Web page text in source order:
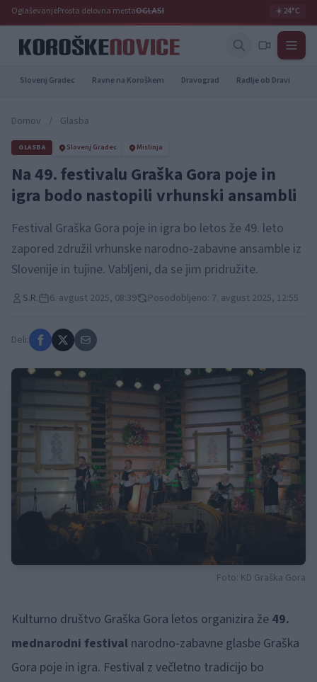
OglaševanjeProsta delovna mestaOGLASI ☀️24°C
Slovenj Gradec Ravne na Koroškem Dravograd Radlje ob Dravi
Domov / Glasba
GLASBA Slovenj Gradec Mislinja
Na 49. festivalu Graška Gora poje in
igra bodo nastopili vrhunski ansambli
Festival Graška Gora poje in igra bo letos že 49. leto
zapored združil vrhunske narodno-zabavne ansamble iz
Slovenije in tujine. Vabljeni, da se jim pridružite.
S.R. 6. avgust 2025, 08:39 Posodobljeno: 7. avgust 2025, 12:55
Deli:
Foto: KD Graška Gora
Kulturno društvo Graška Gora letos organizira že 49.
mednarodni festival narodno-zabavne glasbe Graška
Gora poje in igra. Festival z večletno tradicijo bo